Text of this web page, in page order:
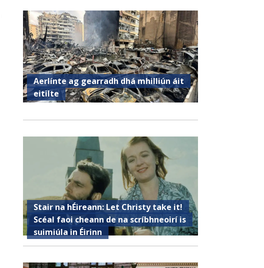
Aerlínte ag gearradh dhá mhilliún áit
eitilte
Stair na hÉireann: Let Christy take it!
Scéal faoi cheann de na scríbhneoirí is
suimiúla in Éirinn